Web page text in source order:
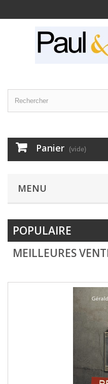
Panier (vide)
MENU
POPULAIRE
MEILLEURES